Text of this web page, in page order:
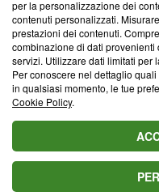
Informativa Privacy
Cookie Policy
Blasting SA, IDI CHE-
Lugano (Svizzera) Tel:
© 2026 Blasting News
per la personalizzazione dei
contenuti personalizzati.
prestazioni dei contenuti.
combinazione di dati
servizi. Utilizzare dati limitati per
Per conoscere nel dettaglio
in qualsiasi momento, le tue
Cookie Policy.